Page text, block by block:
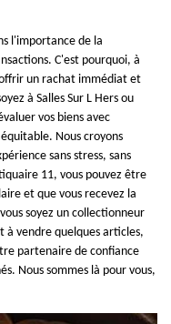
l'importance de la
C'est pourquoi, à
un rachat immédiat et
à Salles Sur L Hers ou
vos biens avec
Nous croyons
sans stress, sans
11, vous pouvez être
et que vous recevez la
soyez un collectionneur
à vendre quelques articles,
partenaire de confiance
Nous sommes là pour vous,